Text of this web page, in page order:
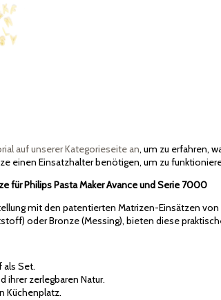
auf unserer Kategorieseite an, um zu erfahren,
einen Einsatzhalter benötigen, um zu
für Philips Pasta Maker Avance und Serie 7000
mit den patentierten Matrizen-Einsätzen
oder Bronze (Messing), bieten diese
Set.
ihrer zerlegbaren Natur.
Küchenplatz.